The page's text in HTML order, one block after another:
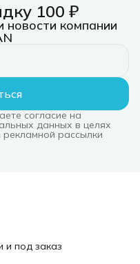
100 ₽
новости компании
согласие на
данных в целях
рассылки
и под заказ